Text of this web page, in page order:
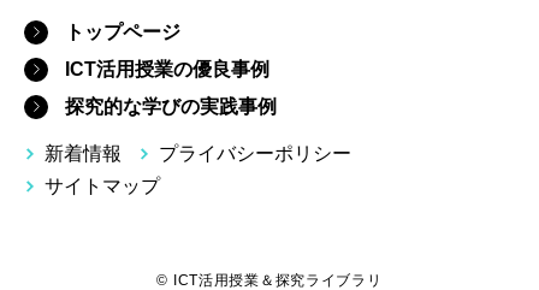
トップページ
ICT活用授業の優良事例
探究的な学びの実践事例
新着情報
プライバシーポリシー
サイトマップ
© ICT活用授業＆探究ライブラリ